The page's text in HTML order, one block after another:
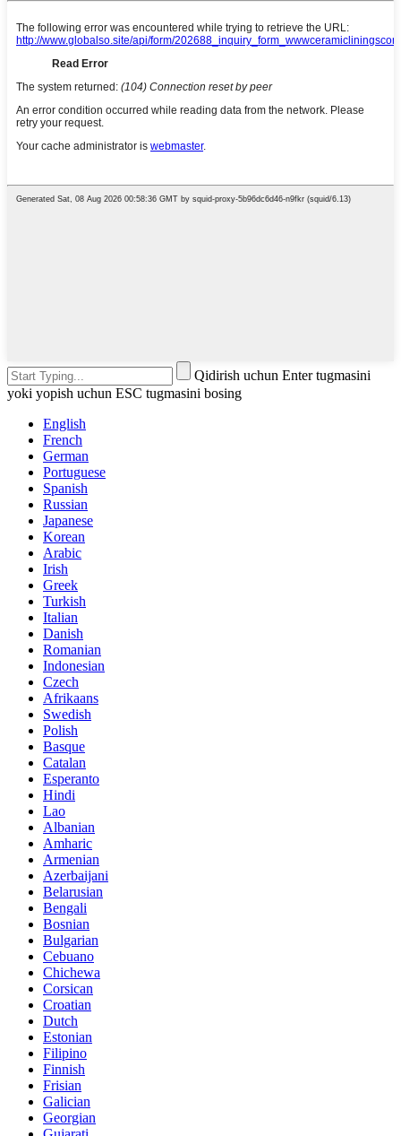
Qidirish uchun Enter tugmasini
yoki yopish uchun ESC tugmasini bosing
English
French
German
Portuguese
Spanish
Russian
Japanese
Korean
Arabic
Irish
Greek
Turkish
Italian
Danish
Romanian
Indonesian
Czech
Afrikaans
Swedish
Polish
Basque
Catalan
Esperanto
Hindi
Lao
Albanian
Amharic
Armenian
Azerbaijani
Belarusian
Bengali
Bosnian
Bulgarian
Cebuano
Chichewa
Corsican
Croatian
Dutch
Estonian
Filipino
Finnish
Frisian
Galician
Georgian